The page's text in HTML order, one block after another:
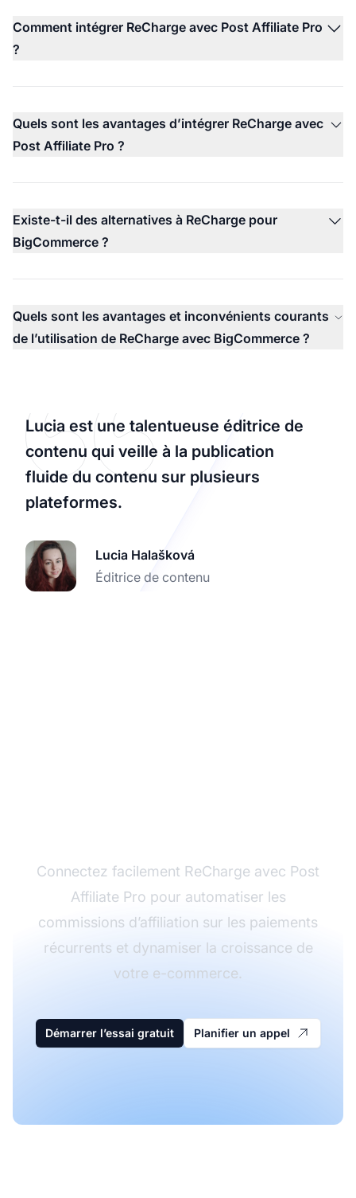
Comment intégrer ReCharge avec Post Affiliate Pro
?
Quels sont les avantages d’intégrer ReCharge avec
Post Affiliate Pro ?
Existe-t-il des alternatives à ReCharge pour
BigCommerce ?
Quels sont les avantages et inconvénients courants
de l’utilisation de ReCharge avec BigCommerce ?
Lucia est une talentueuse éditrice de
contenu qui veille à la publication
fluide du contenu sur plusieurs
plateformes.
Lucia Halašková
Éditrice de contenu
Connectez facilement ReCharge avec Post
Affiliate Pro pour automatiser les
commissions d’affiliation sur les paiements
récurrents et dynamiser la croissance de
votre e-commerce.
Démarrer l’essai gratuit Planifier un appel